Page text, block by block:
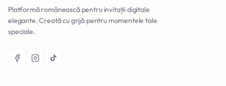
Platformă românească pentru invitații digitale
elegante. Creată cu grijă pentru momentele tale
speciale.